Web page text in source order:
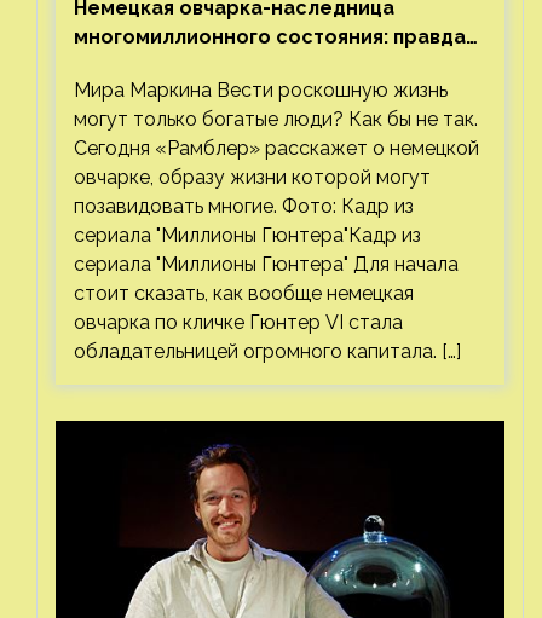
Немецкая овчарка-наследница
многомиллионного состояния: правда
Мира Маркина Вести роскошную жизнь
могут только богатые люди? Как бы не так.
Сегодня «Рамблер» расскажет о немецкой
овчарке, образу жизни которой могут
позавидовать многие. Фото: Кадр из
сериала "Миллионы Гюнтера"Кадр из
сериала "Миллионы Гюнтера" Для начала
стоит сказать, как вообще немецкая
овчарка по кличке Гюнтер VI стала
обладательницей огромного капитала. […]